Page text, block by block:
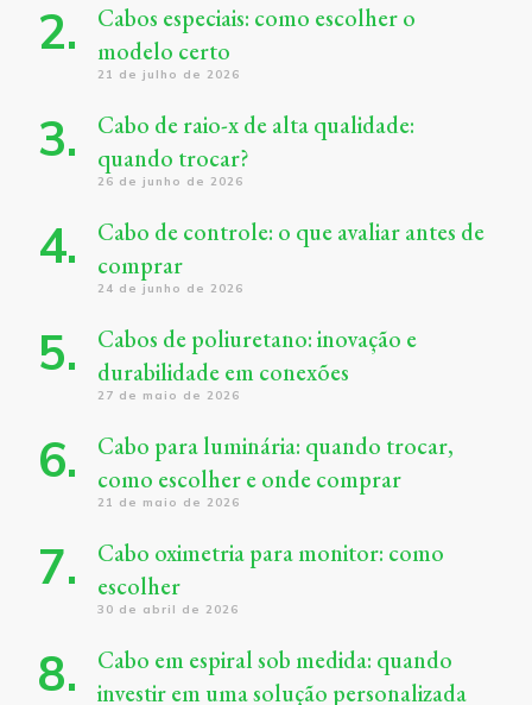
Cabos especiais: como escolher o
modelo certo
21 de julho de 2026
Cabo de raio-x de alta qualidade:
quando trocar?
26 de junho de 2026
Cabo de controle: o que avaliar antes de
comprar
24 de junho de 2026
Cabos de poliuretano: inovação e
durabilidade em conexões
27 de maio de 2026
Cabo para luminária: quando trocar,
como escolher e onde comprar
21 de maio de 2026
Cabo oximetria para monitor: como
escolher
30 de abril de 2026
Cabo em espiral sob medida: quando
investir em uma solução personalizada